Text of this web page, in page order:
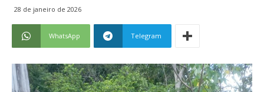
28 de janeiro de 2026
WhatsApp Telegram